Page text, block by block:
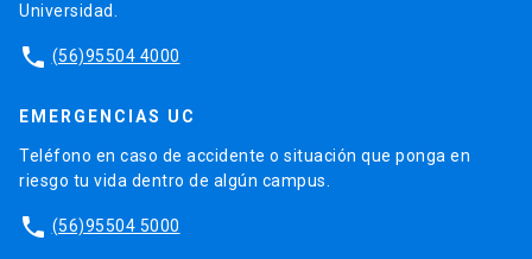
Universidad.
phone (56)95504 4000
EMERGENCIAS UC
Teléfono en caso de accidente o situación que ponga en
riesgo tu vida dentro de algún campus.
phone (56)95504 5000